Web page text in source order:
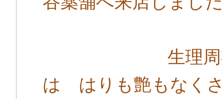
生理周期は２
は はりも艶もなく